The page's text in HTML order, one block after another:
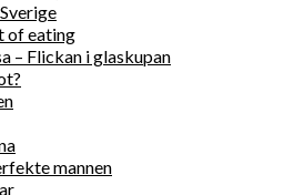
of eating
– Flickan i glaskupan
mannen